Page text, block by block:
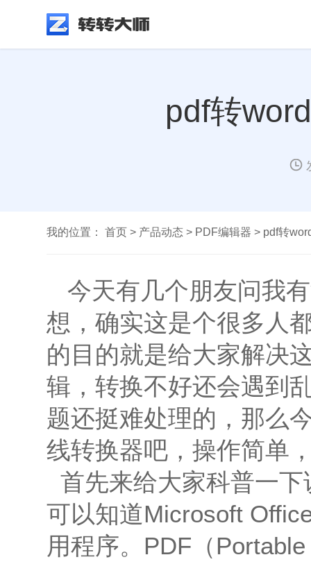
pdf转
我的位置： 首页> 产品动态> PDF编辑器 > pdf转
今天有几个朋友问我
想，确实这是个很多人
的目的就是给大家解决
辑，转换不好还会遇到
题还挺难处理的，那么
线转换器吧，操作简单
首先来给大家科普一
可以知道Microsoft
用程序。PDF（